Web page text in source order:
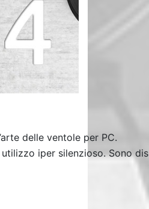
delle ventole per PC.
iper silenzioso. Sono